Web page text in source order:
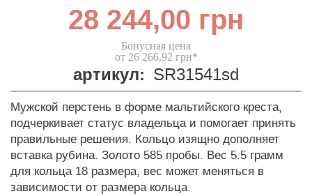
28 244,00 грн
Бонусная цена
от 26 266,92 грн*
артикул: SR31541sd
Мужской перстень в форме мальтийского креста,
подчеркивает статус владельца и помогает принять
правильные решения. Кольцо изящно дополняет
вставка рубина. Золото 585 пробы. Вес 5.5 грамм
для кольца 18 размера, вес может меняться в
зависимости от размера кольца.